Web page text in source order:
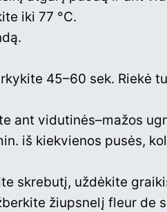
iki 77 °C.
45–60 sek. Riekė
ant vidutinės–mažos
iš kiekvienos pusės,
skrebutį, uždėkite
žiupsnelį fleur de